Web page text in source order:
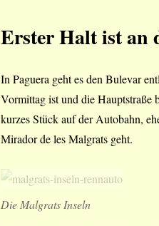
Erster Halt ist an
In Paguera geht es den Bulevar
Vormittag ist und die Hauptstraße
kurzes Stück auf der Autobahn,
Mirador de les Malgrats geht.
Die Malgrats Inseln